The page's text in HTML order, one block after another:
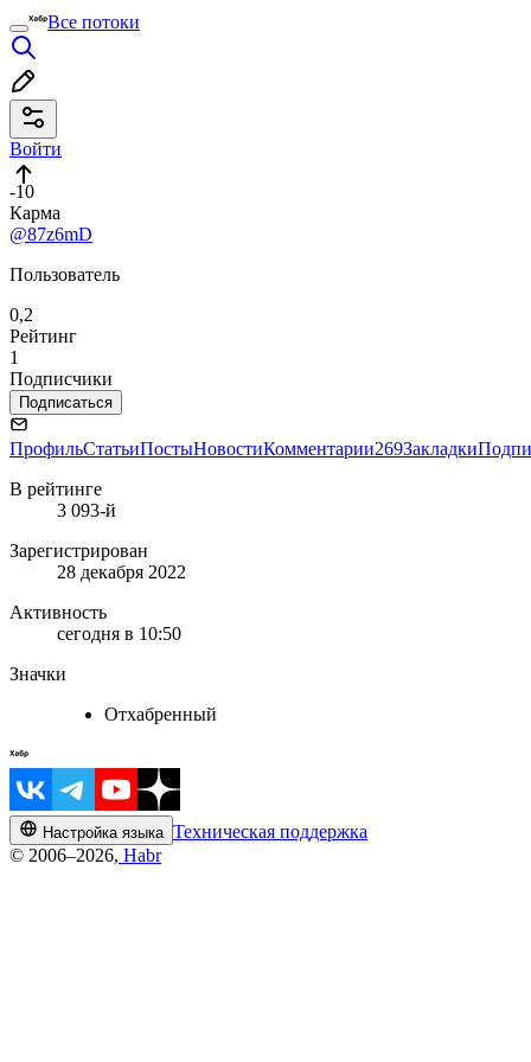
Все потоки
Войти
-10
Карма
@87z6mD
Пользователь
0,2
Рейтинг
1
Подписчики
Подписаться
ПрофильСтатьиПостыНовостиКомментарии269Закладки
В рейтинге
3 093-й
Зарегистрирован
28 декабря 2022
Активность
сегодня в 10:50
Значки
Отхабренный
Настройка языка Техническая поддержка
© 2006–2026, Habr